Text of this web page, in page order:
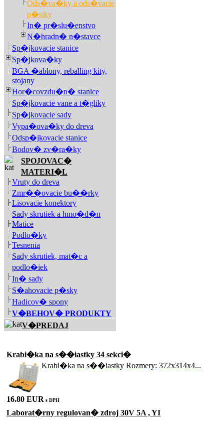
Ods�va�ky a ods�vacie
p�siky
In� pr�slu�enstvo
N�hradn� n�stavce
Sp�jkovacie stanice
Sp�jkova�ky
BGA �ablony, reballing kity,
stojany
Hor�covzdu�n� stanice
Sp�jkovacie vane a t�gliky
Sp�jkovacie sady
Vypa�ova�ky do dreva
Odsp�jkovacie stanice
Bodov� zv�ra�ky
SPOJOVAC�
MATERI�L
Vruty do dreva
Zmr��ovacie bu��rky
Lisovacie konektory
Sady skrutiek a hmo�d�n
Matice
Podlo�ky
Tesnenia
Sady skrutiek, mat�c a
podlo�iek
In� sady
S�ahovacie p�sky
Hadicov� spony
V�BEHOV� PRODUKTY
V�PREDAJ
Krabi�ka na s��iastky 34 sekci�
Krabi�ka na s��iastky Rozmery: 372x314x4...
16.80 EUR s DPH
Laborat�rny regulovan� zdroj 30V 5A , YI